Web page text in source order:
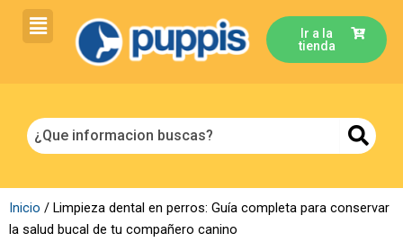
Ir a la
tienda
Inicio / Limpieza dental en perros: Guía completa para conservar
la salud bucal de tu compañero canino